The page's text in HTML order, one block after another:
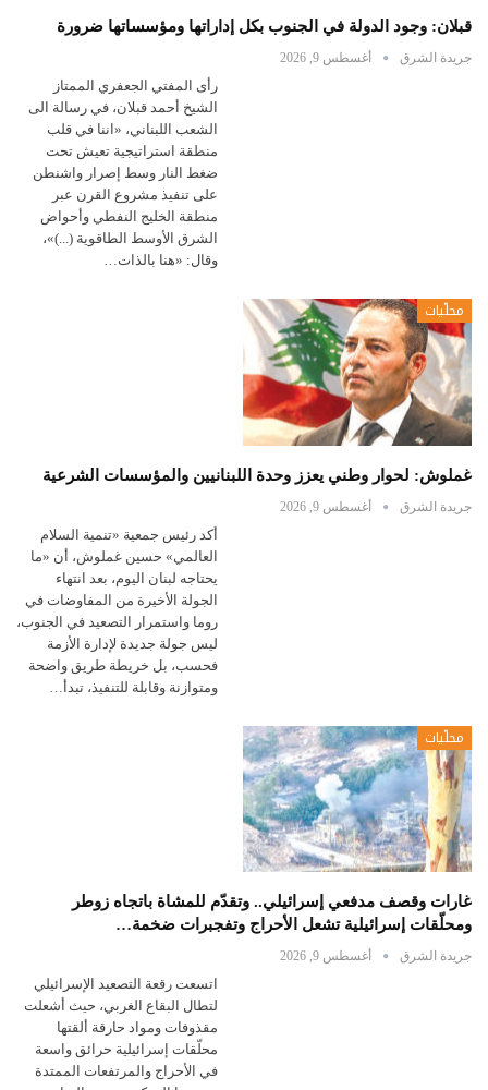
قبلان: وجود الدولة في الجنوب بكل إداراتها ومؤسساتها ضرورة
جريدة الشرق أغسطس 9, 2026
رأى المفتي الجعفري الممتاز
الشيخ أحمد قبلان، في رسالة الى
الشعب اللبناني، «اننا في قلب
منطقة استراتيجية تعيش تحت
ضغط النار وسط إصرار واشنطن
على تنفيذ مشروع القرن عبر
منطقة الخليج النفطي وأحواض
الشرق الأوسط الطاقوية (...)»،
وقال: «هنا بالذات…
محلّيات
غملوش: لحوار وطني يعزز وحدة اللبنانيين والمؤسسات الشرعية
جريدة الشرق أغسطس 9, 2026
أكد رئيس جمعية «تنمية السلام
العالمي» حسين غملوش، أن «ما
يحتاجه لبنان اليوم، بعد انتهاء
الجولة الأخيرة من المفاوضات في
روما واستمرار التصعيد في الجنوب،
ليس جولة جديدة لإدارة الأزمة
فحسب، بل خريطة طريق واضحة
ومتوازنة وقابلة للتنفيذ، تبدأ…
محلّيات
غارات وقصف مدفعي إسرائيلي.. وتقدّم للمشاة باتجاه زوطر
ومحلّقات إسرائيلية تشعل الأحراج وتفجبرات ضخمة…
جريدة الشرق أغسطس 9, 2026
اتسعت رقعة التصعيد الإسرائيلي
لتطال البقاع الغربي، حيث أشعلت
مقذوفات ومواد حارقة ألقتها
محلّقات إسرائيلية حرائق واسعة
في الأحراج والمرتفعات الممتدة